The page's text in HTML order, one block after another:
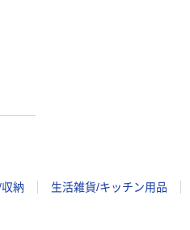
納 生活雑貨/キッチン用品